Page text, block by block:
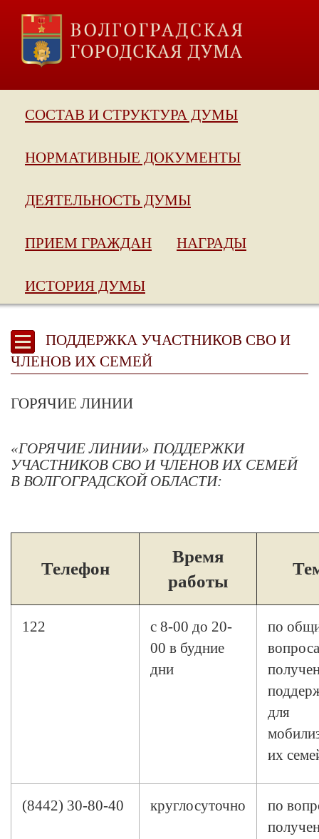
СОСТАВ И СТРУКТУРА ДУМЫ
НОРМАТИВНЫЕ ДОКУМЕНТЫ
ДЕЯТЕЛЬНОСТЬ ДУМЫ
ПРИЕМ ГРАЖДАН НАГРАДЫ
ИСТОРИЯ ДУМЫ
ПОДДЕРЖКА УЧАСТНИКОВ СВО И
ЧЛЕНОВ ИХ СЕМЕЙ
ГОРЯЧИЕ ЛИНИИ
«ГОРЯЧИЕ ЛИНИИ» ПОДДЕРЖКИ
УЧАСТНИКОВ СВО И ЧЛЕНОВ ИХ СЕМЕЙ
В ВОЛГОГРАДСКОЙ ОБЛАСТИ:
Телефон
Время
работы
122
с 8-00 до 20-
00 в будние
дни
по
для
их
(8442) 30-80-40 круглосуточно
по